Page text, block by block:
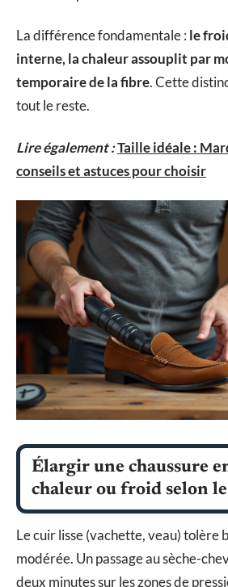
La différence fondamentale : le
interne, la chaleur assouplit par
temporaire de la fibre. Cette
tout le reste.
Lire également :Taille idéale :
conseils et astuces pour choisir
Élargir une chaussure
chaleur ou froid selon
Le cuir lisse (vachette, veau) tolère
modérée. Un passage au sèche-
deux minutes sur les zones de